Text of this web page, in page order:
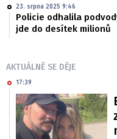
23. srpna 2025 9:46
Policie odhalila
jde do desítek milionů
AKTUÁLNĚ SE DĚJE
17:39